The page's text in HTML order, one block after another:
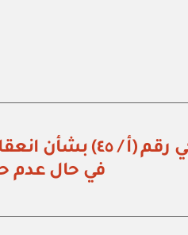
أمر ملكي رقم (أ /
في حال عدم